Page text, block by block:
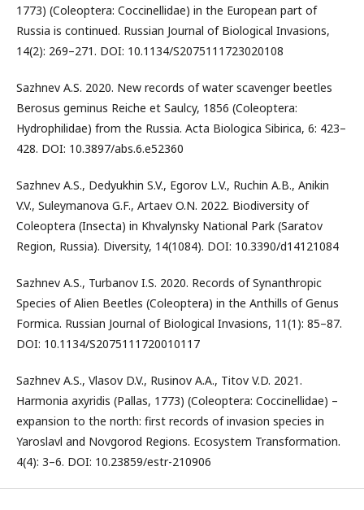
1773) (Coleoptera: Coccinellidae) in the European part of
Russia is continued. Russian Journal of Biological Invasions,
14(2): 269–271. DOI: 10.1134/S2075111723020108
Sazhnev A.S. 2020. New records of water scavenger beetles
Berosus geminus Reiche et Saulcy, 1856 (Coleoptera:
Hydrophilidae) from the Russia. Acta Biologica Sibirica, 6: 423–
428. DOI: 10.3897/abs.6.e52360
Sazhnev A.S., Dedyukhin S.V., Egorov L.V., Ruchin A.B., Anikin
V.V., Suleymanova G.F., Artaev O.N. 2022. Biodiversity of
Coleoptera (Insecta) in Khvalynsky National Park (Saratov
Region, Russia). Diversity, 14(1084). DOI: 10.3390/d14121084
Sazhnev A.S., Turbanov I.S. 2020. Records of Synanthropic
Species of Alien Beetles (Coleoptera) in the Anthills of Genus
Formica. Russian Journal of Biological Invasions, 11(1): 85–87.
DOI: 10.1134/S2075111720010117
Sazhnev A.S., Vlasov D.V., Rusinov A.A., Titov V.D. 2021.
Harmonia axyridis (Pallas, 1773) (Coleoptera: Coccinellidae) –
expansion to the north: first records of invasion species in
Yaroslavl and Novgorod Regions. Ecosystem Transformation.
4(4): 3–6. DOI: 10.23859/estr-210906